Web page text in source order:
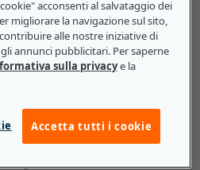
le piccole e
digitale più
e RFID. Sebbene il Bluetooth
la codifica a
acconsenti al salvataggio dei
migliorare la navigazione sul sito,
alle nostre iniziative di
annunci pubblicitari. Per saperne
sulla privacye la
Accetta tutti i cookie